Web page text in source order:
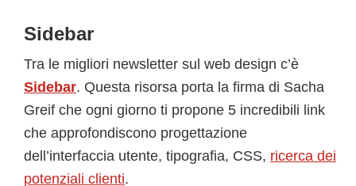
Sidebar
Tra le migliori newsletter sul web design c’è
Sidebar. Questa risorsa porta la firma di Sacha
Greif che ogni giorno ti propone 5 incredibili link
che approfondiscono progettazione
dell’interfaccia utente, tipografia, CSS, ricerca dei
potenziali clienti.